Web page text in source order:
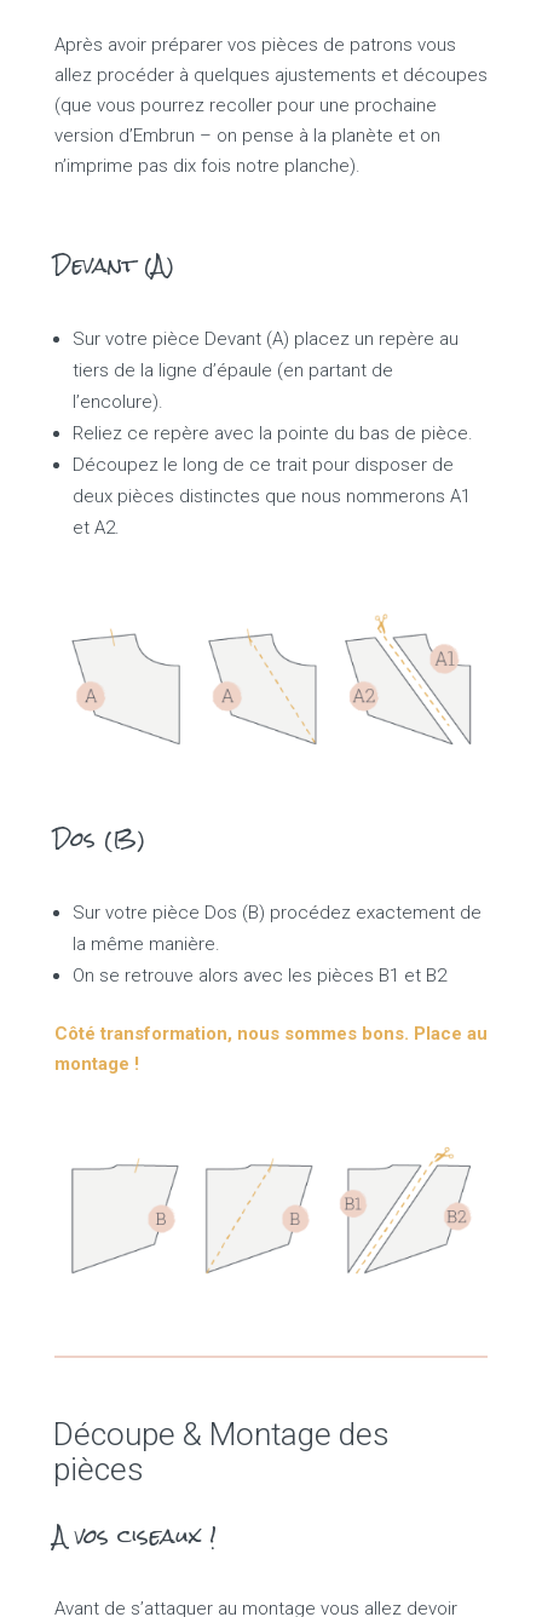
Après avoir préparer vos pièces de patrons vous
allez procéder à quelques ajustements et découpes
(que vous pourrez recoller pour une prochaine
version d’Embrun – on pense à la planète et on
n’imprime pas dix fois notre planche).
Devant (A)
Sur votre pièce Devant (A) placez un repère au
tiers de la ligne d’épaule (en partant de
l’encolure).
Reliez ce repère avec la pointe du bas de pièce.
Découpez le long de ce trait pour disposer de
deux pièces distinctes que nous nommerons A1
et A2.
Dos (B)
Sur votre pièce Dos (B) procédez exactement de
la même manière.
On se retrouve alors avec les pièces B1 et B2
Côté transformation, nous sommes bons. Place au
montage !
Découpe & Montage des
pièces
A vos ciseaux !
Avant de s’attaquer au montage vous allez devoir